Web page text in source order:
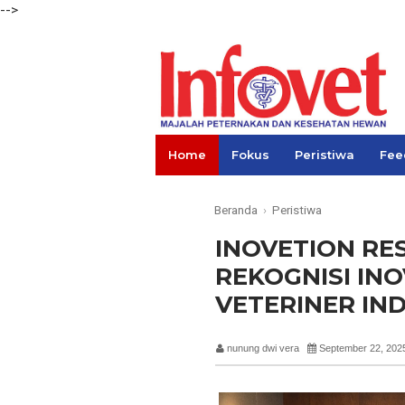
-->
Home Fokus Peristiwa
Beranda › Peristiwa
INOVETION
REKOGNISI
VETERINER
nunung dwi vera September 22,